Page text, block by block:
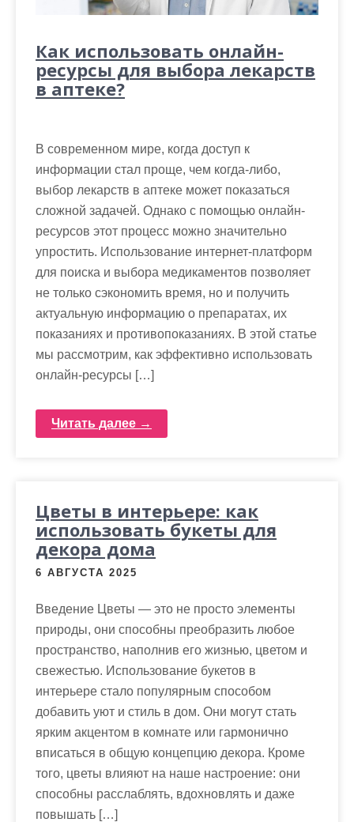
Как использовать онлайн-
ресурсы для выбора лекарств
в аптеке?
В современном мире, когда доступ к
информации стал проще, чем когда-либо,
выбор лекарств в аптеке может показаться
сложной задачей. Однако с помощью онлайн-
ресурсов этот процесс можно значительно
упростить. Использование интернет-платформ
для поиска и выбора медикаментов позволяет
не только сэкономить время, но и получить
актуальную информацию о препаратах, их
показаниях и противопоказаниях. В этой статье
мы рассмотрим, как эффективно использовать
онлайн-ресурсы […]
Читать далее →
Цветы в интерьере: как
использовать букеты для
декора дома
6 АВГУСТА 2025
Введение Цветы — это не просто элементы
природы, они способны преобразить любое
пространство, наполнив его жизнью, цветом и
свежестью. Использование букетов в
интерьере стало популярным способом
добавить уют и стиль в дом. Они могут стать
ярким акцентом в комнате или гармонично
вписаться в общую концепцию декора. Кроме
того, цветы влияют на наше настроение: они
способны расслаблять, вдохновлять и даже
повышать […]